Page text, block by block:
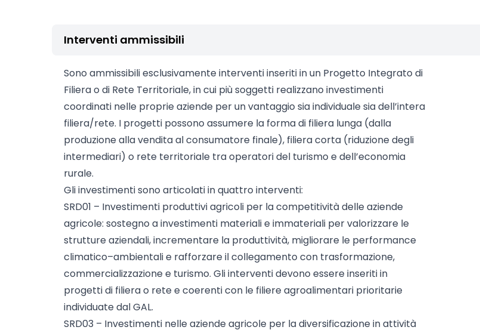
Interventi ammissibili
Sono ammissibili esclusivamente interventi inseriti in un Progetto Integrato di
Filiera o di Rete Territoriale, in cui più soggetti realizzano investimenti
coordinati nelle proprie aziende per un vantaggio sia individuale sia dell’intera
filiera/rete. I progetti possono assumere la forma di filiera lunga (dalla
produzione alla vendita al consumatore finale), filiera corta (riduzione degli
intermediari) o rete territoriale tra operatori del turismo e dell’economia
rurale.
Gli investimenti sono articolati in quattro interventi:
SRD01 – Investimenti produttivi agricoli per la competitività delle aziende
agricole: sostegno a investimenti materiali e immateriali per valorizzare le
strutture aziendali, incrementare la produttività, migliorare le performance
climatico–ambientali e rafforzare il collegamento con trasformazione,
commercializzazione e turismo. Gli interventi devono essere inseriti in
progetti di filiera o rete e coerenti con le filiere agroalimentari prioritarie
individuate dal GAL.
SRD03 – Investimenti nelle aziende agricole per la diversificazione in attività